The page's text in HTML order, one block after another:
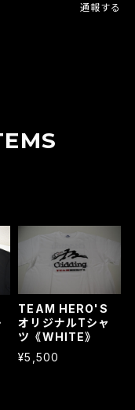
通報する
TEAM HERO'S
オリジナルTシャ
ツ《WHITE》
¥5,500